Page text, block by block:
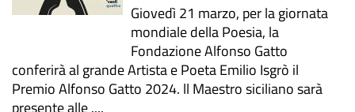
Giovedì 21 marzo, per la giornata
mondiale della Poesia, la
Fondazione Alfonso Gatto
conferirà al grande Artista e Poeta Emilio Isgrò il
Premio Alfonso Gatto 2024. ll Maestro siciliano sarà
presente alle ....